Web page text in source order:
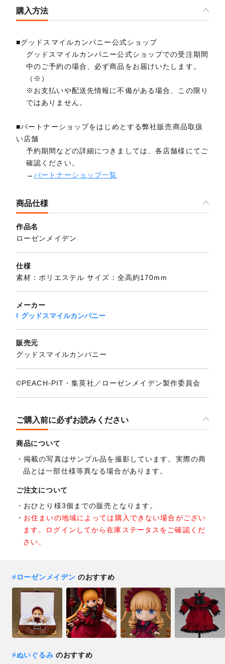
購入方法
■グッドスマイルカンパニー公式ショップ
グッドスマイルカンパニー公式ショップでの受注期間
中のご予約の場合、必ず商品をお届けいたします。
（※）
※お支払いや配送先情報に不備がある場合、この限り
ではありません。
■パートナーショップをはじめとする弊社販売商品取扱
い店舗
予約期間などの詳細につきましては、各店舗様にてご
確認ください。
→パートナーショップ一覧
商品仕様
作品名
ローゼンメイデン
仕様
素材：ポリエステル サイズ：全高約170mm
メーカー
グッドスマイルカンパニー
販売元
グッドスマイルカンパニー
©PEACH-PIT・集英社／ローゼンメイデン製作委員会
ご購入前に必ずお読みください
商品について
掲載の写真はサンプル品を撮影しています。実際の商
品とは一部仕様等異なる場合があります。
ご注文について
おひとり様3個までの販売となります。
お住まいの地域によっては購入できない場合がござい
ます。ログインしてから在庫ステータスをご確認くだ
さい。
#ローゼンメイデン のおすすめ
#ぬいぐるみ のおすすめ